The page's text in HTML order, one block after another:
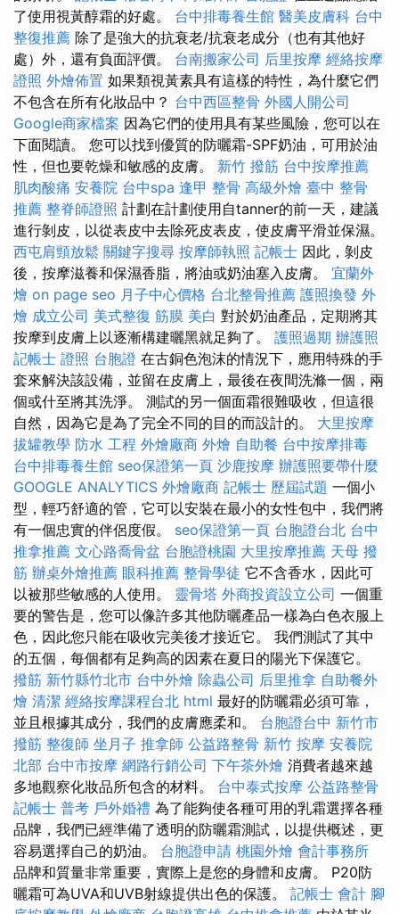
了使用視黃醇霜的好處。 台中排毒養生館 醫美皮膚科 台中
整復推薦 除了是強大的抗衰老/抗衰老成分（也有其他好
處）外，還有負面評價。 台南搬家公司 后里按摩 經絡按摩
證照 外燴佈置 如果類視黃素具有這樣的特性，為什麼它們
不包含在所有化妝品中？ 台中西區整骨 外國人開公司
Google商家檔案 因為它們的使用具有某些風險，您可以在
下面閱讀。 您可以找到優質的防曬霜-SPF奶油，可用於油
性，但也要乾燥和敏感的皮膚。 新竹 撥筋 台中按摩推薦
肌肉酸痛 安養院 台中spa 逢甲 整骨 高級外燴 臺中 整骨
推薦 整脊師證照 計劃在計劃使用自tanner的前一天，建議
進行剝皮，以從表皮中去除死皮表皮，使皮膚平滑並保濕。
西屯肩頸放鬆 關鍵字搜尋 按摩師執照 記帳士 因此，剝皮
後，按摩滋養和保濕香脂，將油或奶油塞入皮膚。 宜蘭外
燴 on page seo 月子中心價格 台北整骨推薦 護照換發 外
燴 成立公司 美式整復 筋膜 美白 對於奶油產品，定期將其
按摩到皮膚上以逐漸構建曬黑就足夠了。 護照過期 辦護照
記帳士 證照 台胞證 在古銅色泡沫的情況下，應用特殊的手
套來解決該設備，並留在皮膚上，最後在夜間洗滌一個，兩
個或什至將其洗淨。 測試的另一個面霜很難吸收，但這很
自然，因為它是為了完全不同的目的而設計的。 大里按摩
拔罐教學 防水 工程 外燴廠商 外燴 自助餐 台中按摩排毒
台中排毒養生館 seo保證第一頁 沙鹿按摩 辦護照要帶什麼
GOOGLE ANALYTICS 外燴廠商 記帳士 歷屆試題 一個小
型，輕巧舒適的管，它可以安裝在最小的女性包中，我們將
有一個忠實的伴侶度假。 seo保證第一頁 台胞證台北 台中
推拿推薦 文心路喬骨盆 台胞證桃園 大里按摩推薦 天母 撥
筋 辦桌外燴推薦 眼科推薦 整骨學徒 它不含香水，因此可
以被那些敏感的人使用。 靈骨塔 外商投資設立公司 一個重
要的警告是，您可以像許多其他防曬產品一樣為白色衣服上
色，因此您只能在吸收完美後才接近它。 我們測試了其中
的五個，每個都有足夠高的因素在夏日的陽光下保護它。
撥筋 新竹縣竹北市 台中外燴 除蟲公司 后里推拿 自助餐外
燴 清潔 經絡按摩課程台北 html 最好的防曬霜必須可靠，
並且根據其成分，我們的皮膚應柔和。 台胞證台中 新竹市
撥筋 整復師 坐月子 推拿師 公益路整骨 新竹 按摩 安養院
北部 台中市按摩 網路行銷公司 下午茶外燴 消費者越來越
多地觀察化妝品所包含的材料。 台中泰式按摩 公益路整骨
記帳士 普考 戶外婚禮 為了能夠使各種可用的乳霜選擇各種
品牌，我們已經準備了透明的防曬霜測試，以提供概述，更
容易選擇自己的奶油。 台胞證申請 桃園外燴 會計事務所
品牌和質量非常重要，實際上是您的身體和皮膚。 P20防
曬霜可為UVA和UVB射線提供出色的保護。 記帳士 會計 腳